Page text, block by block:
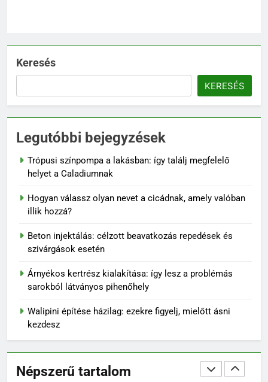
Keresés
KERESÉS
Legutóbbi bejegyzések
Trópusi színpompa a lakásban: így találj megfelelő
helyet a Caladiumnak
Hogyan válassz olyan nevet a cicádnak, amely valóban
illik hozzá?
Beton injektálás: célzott beavatkozás repedések és
szivárgások esetén
Árnyékos kertrész kialakítása: így lesz a problémás
sarokból látványos pihenőhely
Walipini építése házilag: ezekre figyelj, mielőtt ásni
kezdesz
Népszerű tartalom
Hatásmechanizmus,
Kevés gondozást igénylő kert:
így tervezz látványos, mégis
könnyen fenntartható udvart
KERT ÉS TERASZ
8
Esetleges Mellékhatások
1
így találj megfelelő helyet a
Caladiumnak
2
Hogyan válassz olyan nevet a
cicádnak, amely valóban illik
hozzá?
OTTHON